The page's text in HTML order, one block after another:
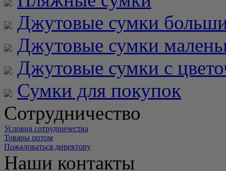
Джутовые сумки
Джутовые сумки
Джутовые сумки с
Сумки для покупок
Сотрудничество
Условия сотрудничества
Товары оптом
Пожаловаться директору
Наши контакты